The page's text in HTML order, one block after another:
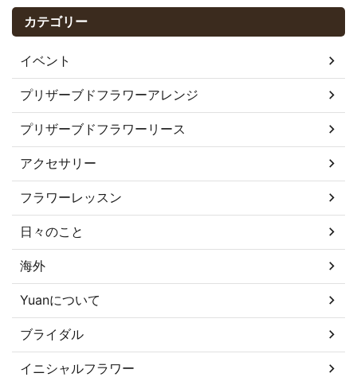
カテゴリー
イベント
プリザーブドフラワーアレンジ
プリザーブドフラワーリース
アクセサリー
フラワーレッスン
日々のこと
海外
Yuanについて
ブライダル
イニシャルフラワー